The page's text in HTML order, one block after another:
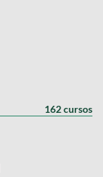
162 cursos